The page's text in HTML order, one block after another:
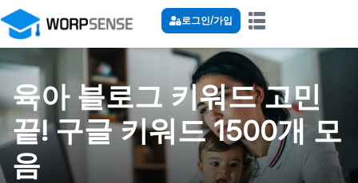
로그인/가입
육아 블로그 키워드 고민
끝! 구글 키워드 1500개 모
음